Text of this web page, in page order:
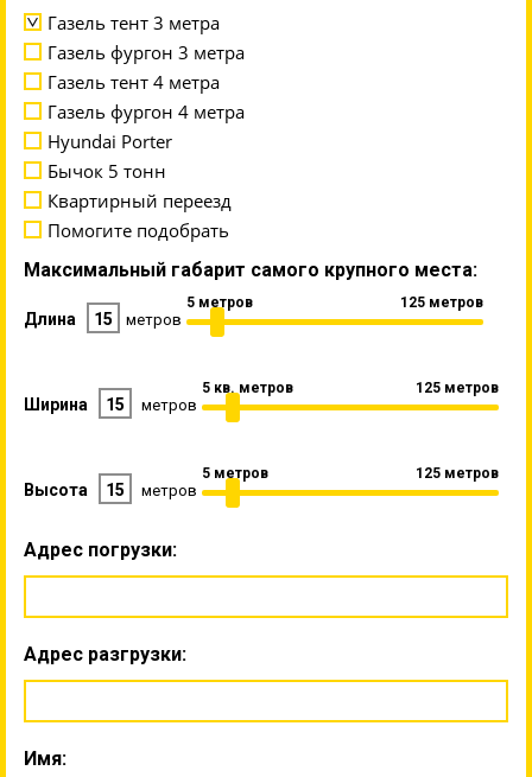
Газель тент 3 метра
Газель фургон 3 метра
Газель тент 4 метра
Газель фургон 4 метра
Hyundai Porter
Бычок 5 тонн
Квартирный переезд
Помогите подобрать
Максимальный габарит самого крупного места:
Длина 15 метров
5 метров 125 метров
Ширина 15 метров
5 кв. метров 125 метров
Высота 15 метров
5 метров 125 метров
Адрес погрузки:
Адрес разгрузки:
Имя: